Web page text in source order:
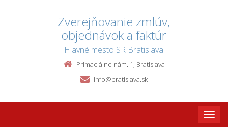
Zverejňovanie zmlúv,
objednávok a faktúr
Hlavné mesto SR Bratislava
Primaciálne nám. 1, Bratislava
info@bratislava.sk
Toggle